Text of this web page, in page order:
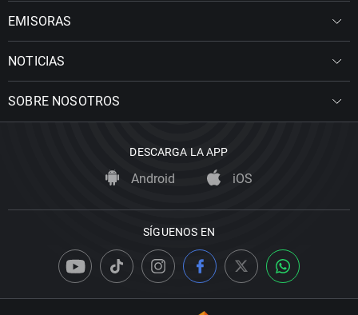
EMISORAS
NOTICIAS
SOBRE NOSOTROS
DESCARGA LA APP
Android iOS
SÍGUENOS EN